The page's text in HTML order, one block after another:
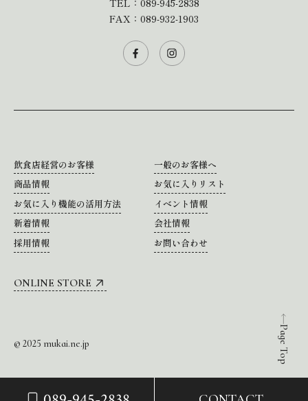
Page Top
FAX：089-932-1903
飲食店経営のお客様
一般のお客様へ
商品情報
お気に入りリスト
お気に入り機能の活用方法
イベント情報
新着情報
会社情報
採用情報
お問い合わせ
ONLINE STORE
© 2025 mukai.ne.jp